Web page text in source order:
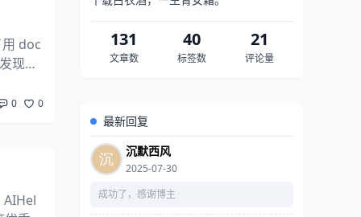
doc
现自
0 0
AIHel
131
文章数
40
标签数
21
评论量
最新回复
沉默西风
2025-07-30
成功了，感谢博主